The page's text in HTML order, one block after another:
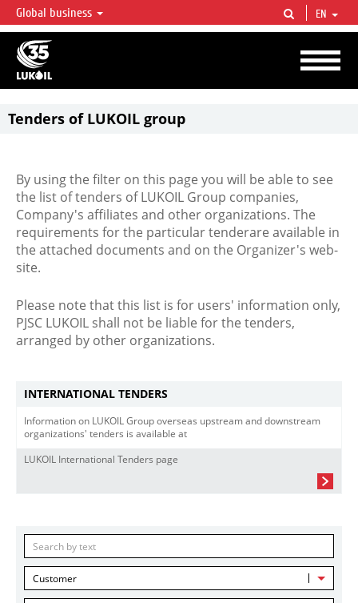
LUKOIL OVERVIEW
LUKOIL is one of the largest oil & gas vertical integrated companies in the world
accounting for over 2% of crude production and circa 1% of proved hydrocarbon
reserves globally.
Global business EN
Tenders of LUKOIL group
By using the filter on this page you will be able to see
the list of tenders of LUKOIL Group companies,
Company's affiliates and other organizations. The
requirements for the particular tenderare available in
the attached documents and on the Organizer's web-
site.
Please note that this list is for users' information only,
PJSC LUKOIL shall not be liable for the tenders,
arranged by other organizations.
INTERNATIONAL TENDERS
Information on LUKOIL Group overseas upstream and downstream
organizations' tenders is available at
LUKOIL International Tenders page
Customer